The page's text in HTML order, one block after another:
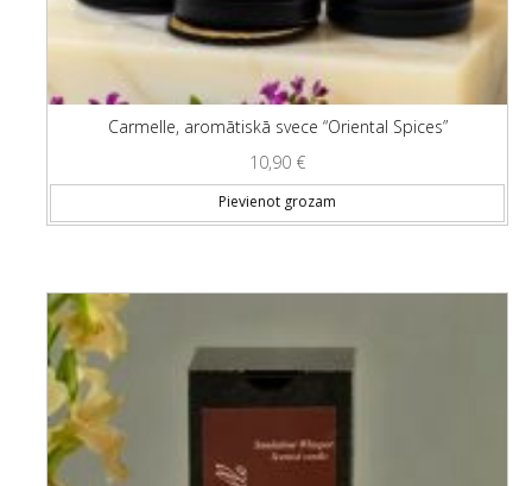
Carmelle, aromātiskā svece “Oriental Spices”
10,90 €
Pievienot grozam